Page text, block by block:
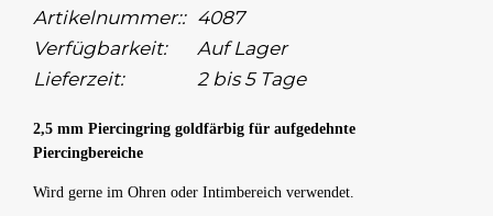
Artikelnummer:: 4087
Verfügbarkeit:
Auf Lager
Lieferzeit:
2 bis 5 Tage
2,5 mm Piercingring goldfärbig für aufgedehnte
Piercingbereiche
Wird gerne im Ohren oder Intimbereich verwendet.